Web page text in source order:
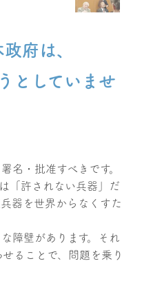
府は、
としていませ
名・批准すべきです。
「許されない兵器」だ
器を世界からなくすた
障壁があります。それ
ることで、問題を乗り